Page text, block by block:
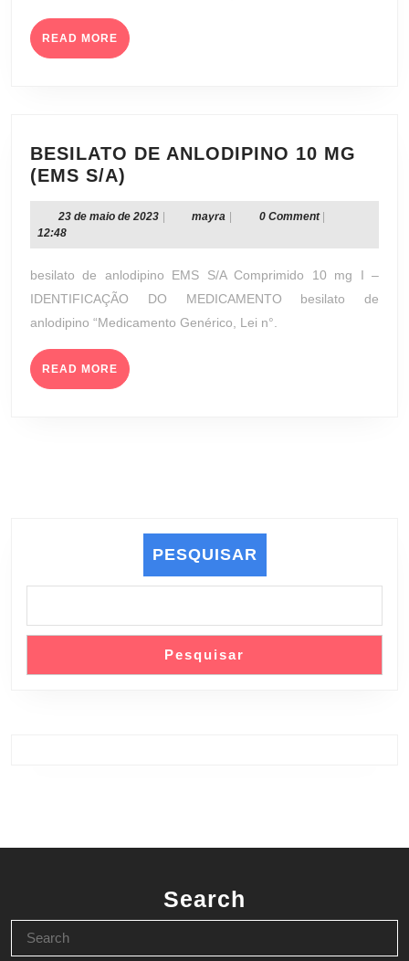
READ MORE READ
MORE
BESILATO DE ANLODIPINO 10 MG
(EMS S/A)
DE
ANLODIPINO
(EMS
S/A)
23 de maio de 202323
maio
2023
mayra mayra 0 Comment
12:48
besilato de anlodipino EMS S/A Comprimido 10 mg I –
IDENTIFICAÇÃO DO MEDICAMENTO besilato de
anlodipino “Medicamento Genérico, Lei n°.
READ MORE READ
MORE
PESQUISAR
Pesquisar
Search
for: